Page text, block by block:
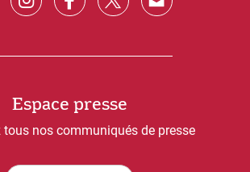
Espace presse
tous nos communiqués de presse